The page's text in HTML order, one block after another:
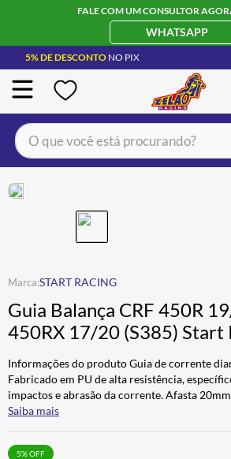
FALE COM UM CONSULTOR
WHATSAPP
5% DE DESCONTO NO PIX
O que você está procurando?
START RACING
Guia Balança CRF 450R
450RX 17/20 (S385) Start
Informações do produto Guia de corrente
Fabricado em PU de alta resistência,
impactos e abrasão da corrente. Afasta
Saiba mais
5% OFF
BOTA
4º ÓCULOS SOLAR
5º LUVA
6º BAU
7º ALPINESTAR
8º AIROH
9º CALÇA
10º